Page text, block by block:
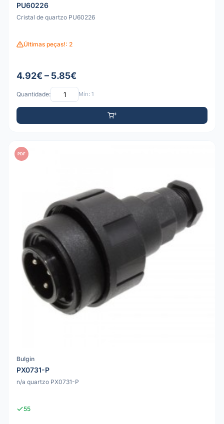
PU60226
Cristal de quartzo PU60226
Últimas peças!: 2
4.92€ – 5.85€
Quantidade: Mín: 1
PDF
Bulgin
PX0731-P
n/a quartzo PX0731-P
55